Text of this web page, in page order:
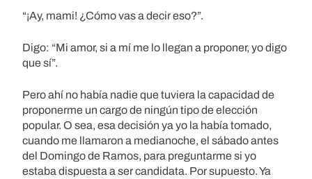
“¡Ay, mami! ¿Cómo vas a decir eso?”.
Digo: “Mi amor, si a mí me lo llegan a proponer, yo digo
que sí”.
Pero ahí no había nadie que tuviera la capacidad de
proponerme un cargo de ningún tipo de elección
popular. O sea, esa decisión ya yo la había tomado,
cuando me llamaron a medianoche, el sábado antes
del Domingo de Ramos, para preguntarme si yo
estaba dispuesta a ser candidata. Por supuesto. Ya